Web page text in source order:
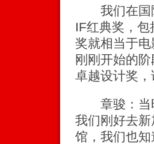
我们在国际
IF红典奖，
奖就相当于
刚刚开始的
卓越设计奖
章骏：当时
我们刚好去
馆，我们也